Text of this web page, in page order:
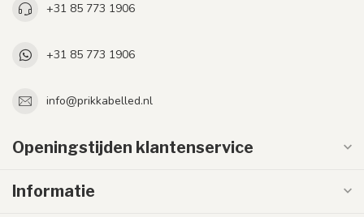
+31 85 773 1906
+31 85 773 1906
info@prikkabelled.nl
Openingstijden klantenservice
Informatie